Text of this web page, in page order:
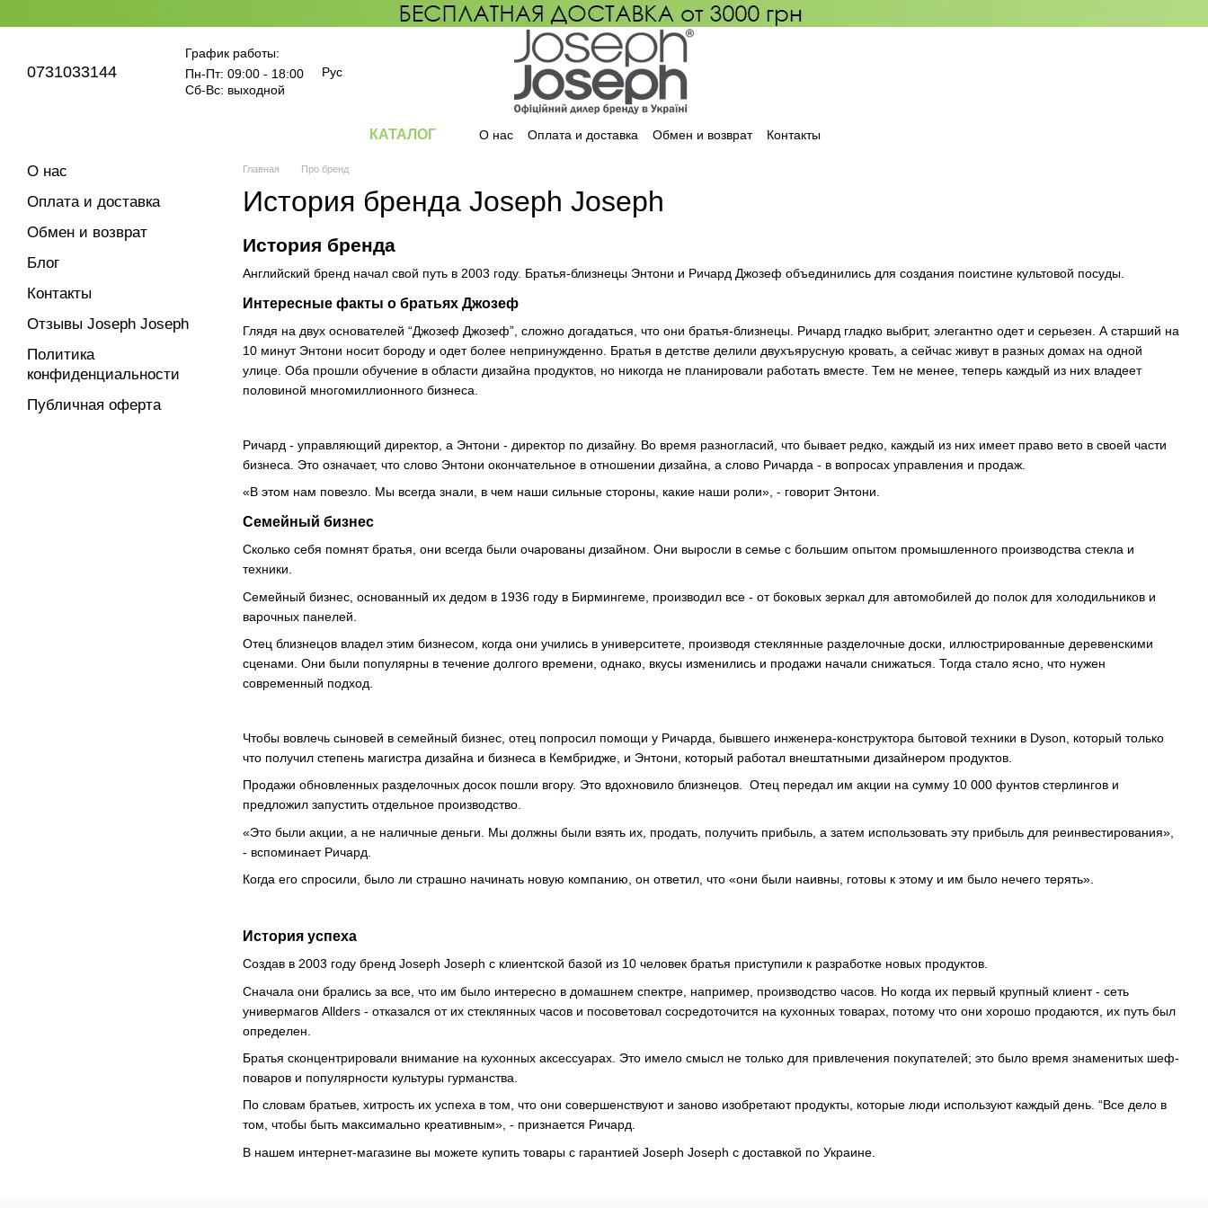
0731033144
График работы:
Пн-Пт: 09:00 - 18:00
Cб-Вс: выходной
Рус
КАТАЛОГ О нас Оплата и доставка Обмен и возврат Контакты
Главная Про бренд
История бренда Joseph Joseph
История бренда
Английский бренд начал свой путь в 2003 году. Братья-близнецы Энтони и Ричард Джозеф объединились для создания поистине культовой посуды.
Интересные факты о братьях Джозеф
Глядя на двух основателей “Джозеф Джозеф”, сложно догадаться, что они братья-близнецы. Ричард гладко выбрит, элегантно одет и серьезен. А старший на
10 минут Энтони носит бороду и одет более непринужденно. Братья в детстве делили двухъярусную кровать, а сейчас живут в разных домах на одной
улице. Оба прошли обучение в области дизайна продуктов, но никогда не планировали работать вместе. Тем не менее, теперь каждый из них владеет
половиной многомиллионного бизнеса.
Ричард - управляющий директор, а Энтони - директор по дизайну. Во время разногласий, что бывает редко, каждый из них имеет право вето в своей части
бизнеса. Это означает, что слово Энтони окончательное в отношении дизайна, а слово Ричарда - в вопросах управления и продаж.
«В этом нам повезло. Мы всегда знали, в чем наши сильные стороны, какие наши роли», - говорит Энтони.
Семейный бизнес
Сколько себя помнят братья, они всегда были очарованы дизайном. Они выросли в семье с большим опытом промышленного производства стекла и
техники.
Семейный бизнес, основанный их дедом в 1936 году в Бирмингеме, производил все - от боковых зеркал для автомобилей до полок для холодильников и
варочных панелей.
Отец близнецов владел этим бизнесом, когда они учились в университете, производя стеклянные разделочные доски, иллюстрированные деревенскими
сценами. Они были популярны в течение долгого времени, однако, вкусы изменились и продажи начали снижаться. Тогда стало ясно, что нужен
современный подход.
Чтобы вовлечь сыновей в семейный бизнес, отец попросил помощи у Ричарда, бывшего инженера-конструктора бытовой техники в Dyson, который только
что получил степень магистра дизайна и бизнеса в Кембридже, и Энтони, который работал внештатными дизайнером продуктов.
Продажи обновленных разделочных досок пошли вгору. Это вдохновило близнецов. Отец передал им акции на сумму 10 000 фунтов стерлингов и
предложил запустить отдельное производство.
«Это были акции, а не наличные деньги. Мы должны были взять их, продать, получить прибыль, а затем использовать эту прибыль для реинвестирования»,
- вспоминает Ричард.
Когда его спросили, было ли страшно начинать новую компанию, он ответил, что «они были наивны, готовы к этому и им было нечего терять».
История успеха
Создав в 2003 году бренд Joseph Joseph с клиентской базой из 10 человек братья приступили к разработке новых продуктов.
Сначала они брались за все, что им было интересно в домашнем спектре, например, производство часов. Но когда их первый крупный клиент - сеть
универмагов Allders - отказался от их стеклянных часов и посоветовал сосредоточится на кухонных товарах, потому что они хорошо продаются, их путь был
определен.
Братья сконцентрировали внимание на кухонных аксессуарах. Это имело смысл не только для привлечения покупателей; это было время знаменитых шеф-
поваров и популярности культуры гурманства.
По словам братьев, хитрость их успеха в том, что они совершенствуют и заново изобретают продукты, которые люди используют каждый день. “Все дело в
том, чтобы быть максимально креативным», - признается Ричард.
В нашем интернет-магазине вы можете купить товары с гарантией Joseph Joseph с доставкой по Украине.
О нас
Оплата и доставка
Обмен и возврат
Блог
Контакты
Отзывы Joseph Joseph
Политика
конфиденциальности
Публичная оферта